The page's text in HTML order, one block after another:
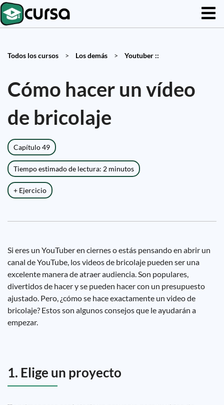
Todos los cursos > Los demás > Youtuber ::
Cómo hacer un vídeo
de bricolaje
Capítulo 49
Tiempo estimado de lectura: 2 minutos
+ Ejercicio
Si eres un YouTuber en ciernes o estás pensando en abrir un
canal de YouTube, los videos de bricolaje pueden ser una
excelente manera de atraer audiencia. Son populares,
divertidos de hacer y se pueden hacer con un presupuesto
ajustado. Pero, ¿cómo se hace exactamente un video de
bricolaje? Estos son algunos consejos que le ayudarán a
empezar.
1. Elige un proyecto